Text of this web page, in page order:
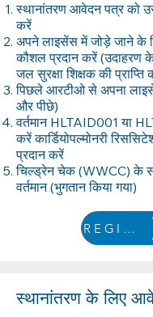
स्थानांतरण आवेदन पत्र को
करें
अपने लाइसेंस में जोड़े जाने के
कौशल प्रदान करें (उदाहरण
जल सुरक्षा शिक्षक की प्राप्ति
पिछले आरटीओ से अपना
और पीछे)
वर्तमान HLTAID001 या
करें कार्डियोपल्मोनरी
प्रदान करें
चिल्ड्रेन चेक (WWCC) के
वर्तमान (भुगतान किया गया)
REGISTER
स्थानांतरण के लिए